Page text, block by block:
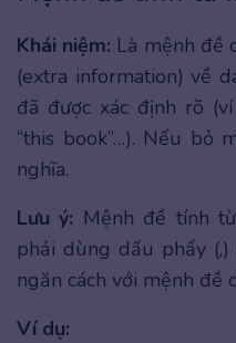
Khái niệm: Là mệnh đề
(extra information) về
đã được xác định rõ
“this book”…). Nếu bỏ
nghĩa.
Lưu ý: Mệnh đề tính
phải dùng dấu phẩy
ngăn cách với mệnh đề
Ví dụ: